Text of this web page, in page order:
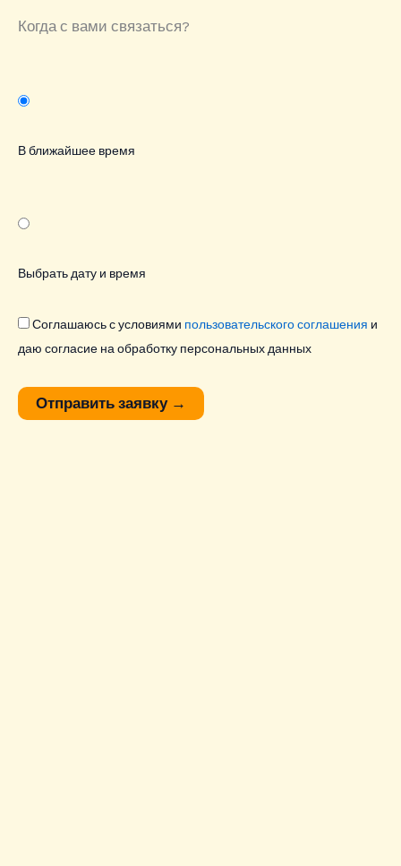
Когда с вами связаться?
В ближайшее время
Выбрать дату и время
Соглашаюсь с условиями пользовательского соглашения и
даю согласие на обработку персональных данных
Отправить заявку →